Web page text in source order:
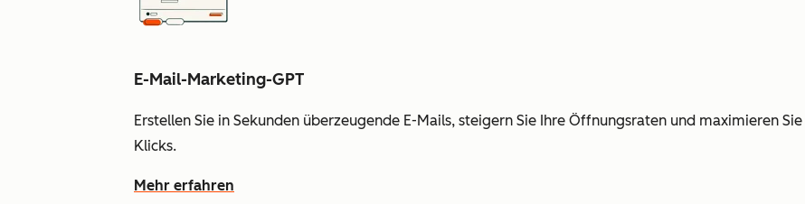
E-Mail-Marketing-GPT
Erstellen Sie in Sekunden überzeugende E-Mails, steigern Sie Ihre Öffnungsraten und maximieren
Klicks.
Mehr erfahren